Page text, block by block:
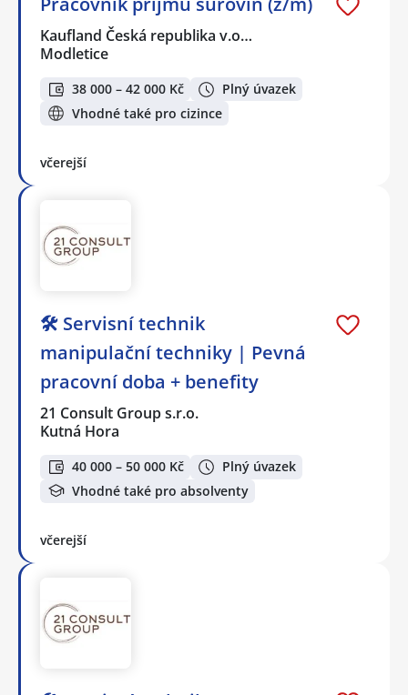
Kaufland Česká republika v.o…
Modletice
38 000 – 42 000 Kč
Plný úvazek
Vhodné také pro cizince
včerejší
🛠️ Servisní technik
manipulační techniky | Pevná
pracovní doba + benefity
21 Consult Group s.r.o.
Kutná Hora
40 000 – 50 000 Kč
Plný úvazek
Vhodné také pro absolventy
včerejší